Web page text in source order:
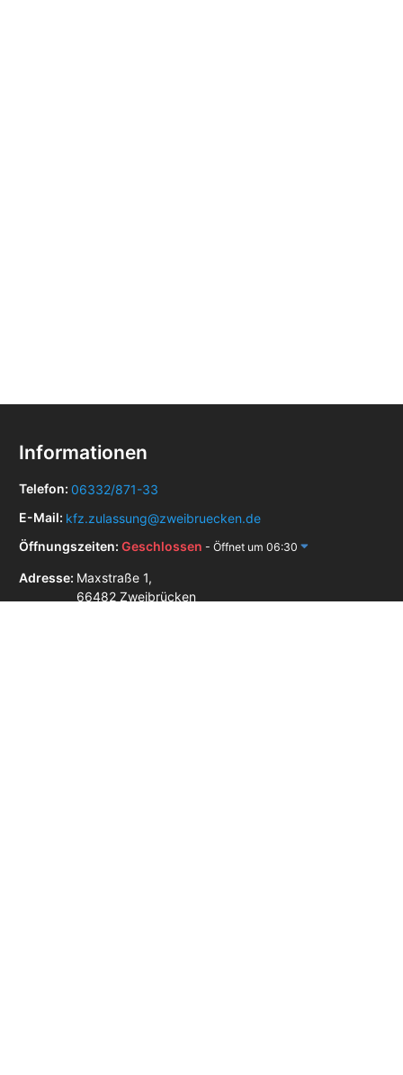
Informationen
Telefon: 06332/871-33
E-Mail: kfz.zulassung@zweibruecken.de
Öffnungszeiten: Geschlossen - Öffnet um 06:30
Adresse: Maxstraße 1,
66482 Zweibrücken